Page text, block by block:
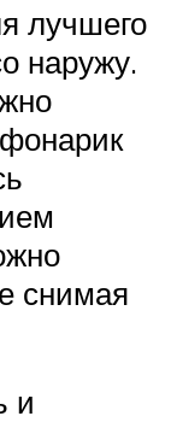
лучшего
наружу.
снимая
и